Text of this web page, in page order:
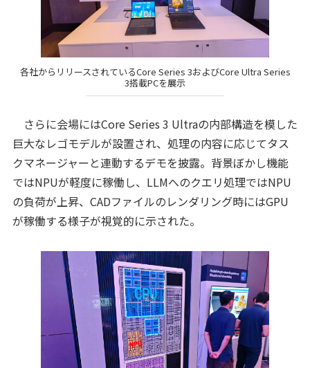
各社からリリースされているCore Series 3およびCore Ultra Series
3搭載PCを展示
さらに会場にはCore Series 3 Ultraの内部構造を模した
巨大なレゴモデルが設置され、処理の内容に応じてタス
クマネージャーと連動するデモを披露。背景ぼかし機能
ではNPUが軽度に稼働し、LLMへのクエリ処理ではNPU
の負荷が上昇、CADファイルのレンダリング時にはGPU
が稼働する様子が視覚的に示された。